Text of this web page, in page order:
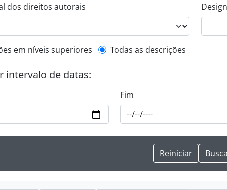
dos direitos autorais
descrição de nível superior
em níveis superiores Todas as descrições
intervalo de datas:
Fim